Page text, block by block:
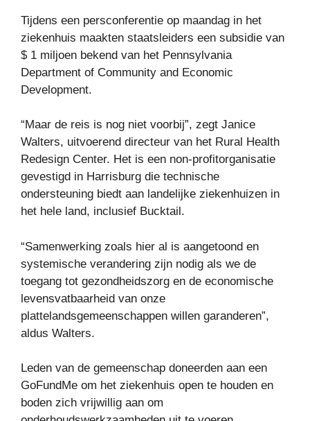
Tijdens een persconferentie op maandag in het
ziekenhuis maakten staatsleiders een subsidie ​​van
$ 1 miljoen bekend van het Pennsylvania
Department of Community and Economic
Development.
“Maar de reis is nog niet voorbij”, zegt Janice
Walters, uitvoerend directeur van het Rural Health
Redesign Center. Het is een non-profitorganisatie
gevestigd in Harrisburg die technische
ondersteuning biedt aan landelijke ziekenhuizen in
het hele land, inclusief Bucktail.
“Samenwerking zoals hier al is aangetoond en
systemische verandering zijn nodig als we de
toegang tot gezondheidszorg en de economische
levensvatbaarheid van onze
plattelandsgemeenschappen willen garanderen”,
aldus Walters.
Leden van de gemeenschap doneerden aan een
GoFundMe om het ziekenhuis open te houden en
boden zich vrijwillig aan om